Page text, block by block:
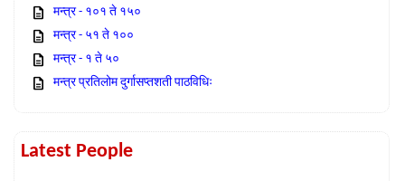
मन्त्र - १०१ ते १५०
मन्त्र - ५१ ते १००
मन्त्र - १ ते ५०
मन्त्र प्रतिलोम दुर्गासप्तशती पाठविधिः
Latest People